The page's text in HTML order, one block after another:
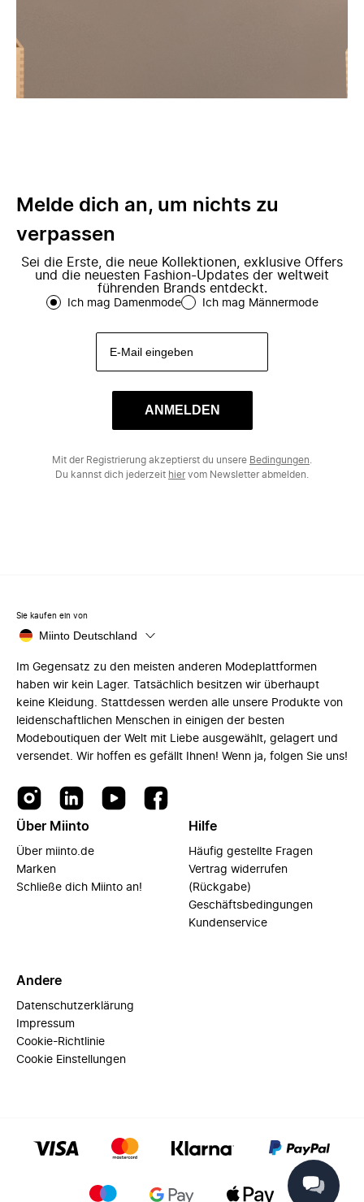
Melde dich an, um nichts zu
verpassen
Sei die Erste, die neue Kollektionen, exklusive Offers
und die neuesten Fashion-Updates der weltweit
führenden Brands entdeckt.
Ich mag Damenmode Ich mag Männermode
ANMELDEN
Mit der Registrierung akzeptierst du unsere Bedingungen
Du kannst dich jederzeit hiervom Newsletter abmelden.
Sie kaufen ein von
Miinto Deutschland
Im Gegensatz zu den meisten anderen Modeplattformen
haben wir kein Lager. Tatsächlich besitzen wir überhaupt
keine Kleidung. Stattdessen werden alle unsere Produkte von
leidenschaftlichen Menschen in einigen der besten
Modeboutiquen der Welt mit Liebe ausgewählt, gelagert und
versendet. Wir hoffen es gefällt Ihnen! Wenn ja, folgen Sie uns!
Über Miinto
Über miinto.de
Marken
Schließe dich Miinto an!
Hilfe
Häufig gestellte Fragen
Vertrag widerrufen
(Rückgabe)
Geschäftsbedingungen
Kundenservice
Andere
Datenschutzerklärung
Impressum
Cookie-Richtlinie
Cookie Einstellungen